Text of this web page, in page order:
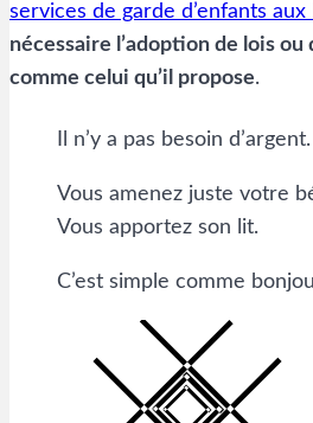
services de garde d’enfants aux
nécessaire l’adoption de lois ou
comme celui qu’il propose.
Il n’y a pas besoin d’argent.
Vous amenez juste votre
Vous apportez son lit.
C’est simple comme